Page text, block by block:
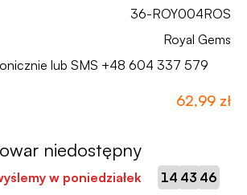
36-ROY004ROS
Royal Gems
lub SMS +48 604 337 579
62,99 zł
niedostępny
w poniedziałek 14 43 46